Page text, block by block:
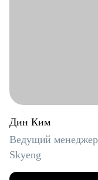
Дин Ким
Ведущий
Skyeng